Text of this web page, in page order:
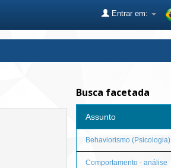
Entrar em:
Busca facetada
Assunto
Behaviorismo (Psicologia)
Comportamento - análise